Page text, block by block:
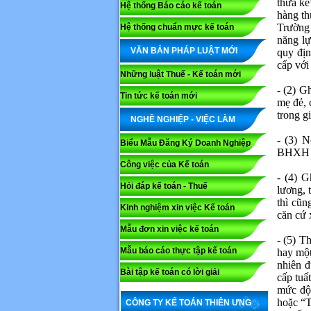
Hệ thống Báo cáo kế toán
Hệ thống chuẩn mực kế toán
VĂN BẢN PHÁP LUẬT MỚI
Những luật Thuế - Kế toán mới
Tin tức kế toán mới
NGHỀ NGHIỆP - VIỆC LÀM
Biểu Mẫu Đăng Ký Doanh Nghiệp
Công việc của Kế toán
Hỏi đáp kế toán - Thuế
Kinh nghiệm xin việc Kế toán
Mẫu đơn xin việc kế toán
Mẫu báo cáo thực tập kế toán
Bài tập kế toán có lời giải
CÔNG TY KẾ TOÁN THIÊN ƯNG
thừa
hàng
năng
quy
cấp
- (2)
mẹ đẻ,
trong
- (3)
BHXH
- (4)
lương,
thì
căn cứ
- (5)
hay
nhiên
cấp
mức
hoặc